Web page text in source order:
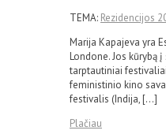
TEMA: Rezidencijos
Marija Kapajeva yra
Londone. Jos kūrybą
tarptautiniai
feministinio kino
festivalis (Indija, […]
Plačiau